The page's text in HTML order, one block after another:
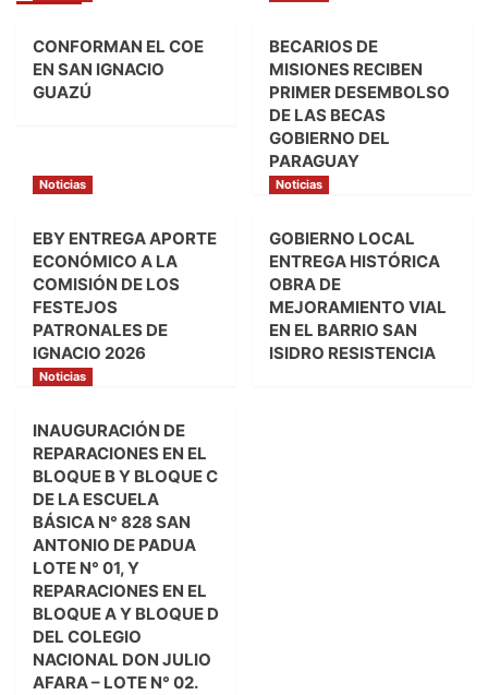
CONFORMAN EL COE
EN SAN IGNACIO
GUAZÚ
BECARIOS DE
MISIONES RECIBEN
PRIMER DESEMBOLSO
DE LAS BECAS
GOBIERNO DEL
PARAGUAY
Noticias
EBY ENTREGA APORTE
ECONÓMICO A LA
COMISIÓN DE LOS
FESTEJOS
PATRONALES DE
IGNACIO 2026
Noticias
GOBIERNO LOCAL
ENTREGA HISTÓRICA
OBRA DE
MEJORAMIENTO VIAL
EN EL BARRIO SAN
ISIDRO RESISTENCIA
Noticias
INAUGURACIÓN DE
REPARACIONES EN EL
BLOQUE B Y BLOQUE C
DE LA ESCUELA
BÁSICA N° 828 SAN
ANTONIO DE PADUA
LOTE N° 01, Y
REPARACIONES EN EL
BLOQUE A Y BLOQUE D
DEL COLEGIO
NACIONAL DON JULIO
AFARA – LOTE N° 02.